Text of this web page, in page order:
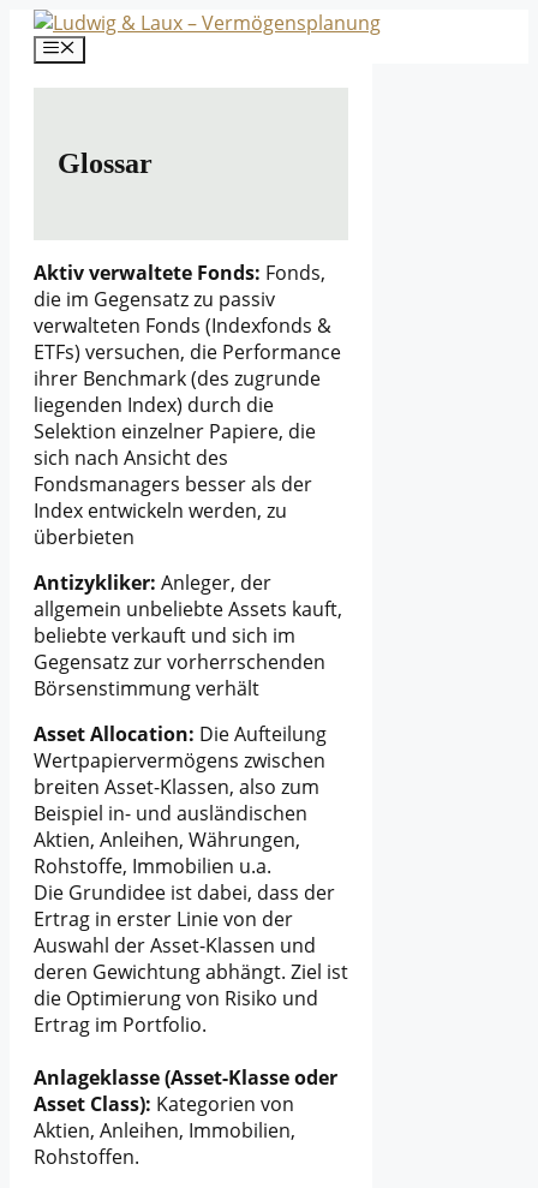
Zum
Inhalt
Menü
Glossar
Aktiv verwaltete Fonds: Fonds,
die im Gegensatz zu passiv
verwalteten Fonds (Indexfonds &
ETFs) versuchen, die Performance
ihrer Benchmark (des zugrunde
liegenden Index) durch die
Selektion einzelner Papiere, die
sich nach Ansicht des
Fondsmanagers besser als der
Index entwickeln werden, zu
überbieten
Antizykliker: Anleger, der
allgemein unbeliebte Assets kauft,
beliebte verkauft und sich im
Gegensatz zur vorherrschenden
Börsenstimmung verhält
Asset Allocation: Die Aufteilung
Wertpapiervermögens zwischen
breiten Asset-Klassen, also zum
Beispiel in- und ausländischen
Aktien, Anleihen, Währungen,
Rohstoffe, Immobilien u.a.
Die Grundidee ist dabei, dass der
Ertrag in erster Linie von der
Auswahl der Asset-Klassen und
deren Gewichtung abhängt. Ziel ist
die Optimierung von Risiko und
Ertrag im Portfolio.
Anlageklasse (Asset-Klasse oder
Asset Class): Kategorien von
Aktien, Anleihen, Immobilien,
Rohstoffen.